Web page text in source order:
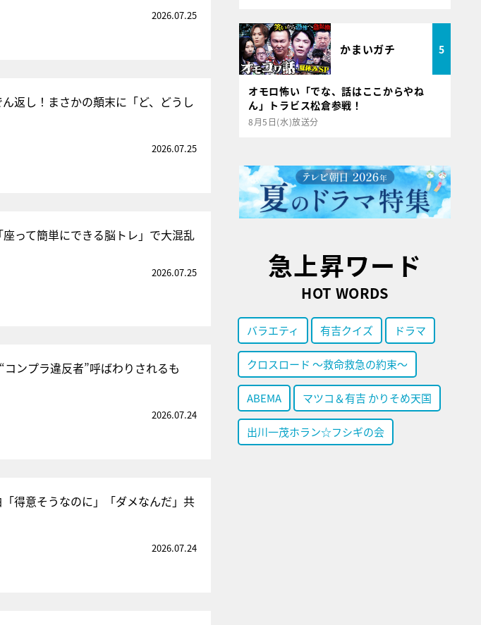
2026.07.25
返し！まさかの顛末に「ど、どうし
2026.07.25
って簡単にできる脳トレ」で大混乱
2026.07.25
ンプラ違反者”呼ばわりされるも
2026.07.24
得意そうなのに」「ダメなんだ」共
2026.07.24
かまいガチ 5
オモロ怖い「でな、話はここからやね
ん」トラビス松倉参戦！
8月5日(水)放送分
急上昇ワード
HOT WORDS
バラエティ 有吉クイズ ドラマ
クロスロード ～救命救急の約束～
ABEMA マツコ＆有吉 かりそめ天国
出川一茂ホラン☆フシギの会